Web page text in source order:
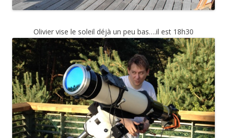
Olivier vise le soleil déjà un peu bas….il est 18h30